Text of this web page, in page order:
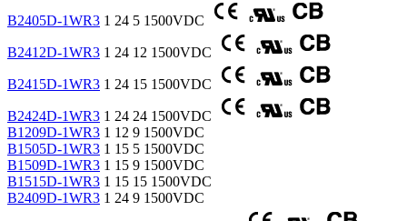
B2405D-1WR3 1 24 5 1500VDC
B2412D-1WR3 1 24 12 1500VDC
B2415D-1WR3 1 24 15 1500VDC
B2424D-1WR3 1 24 24 1500VDC
B1209D-1WR3 1 12 9 1500VDC
B1505D-1WR3 1 15 5 1500VDC
B1509D-1WR3 1 15 9 1500VDC
B1515D-1WR3 1 15 15 1500VDC
B2409D-1WR3 1 24 9 1500VDC